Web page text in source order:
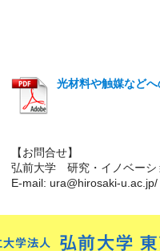
光材料や触媒など
【お問合せ】
弘前大学 研究・イノベー
E-mail: ura@hirosaki-